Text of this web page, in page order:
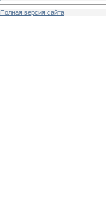
Полная версия сайта